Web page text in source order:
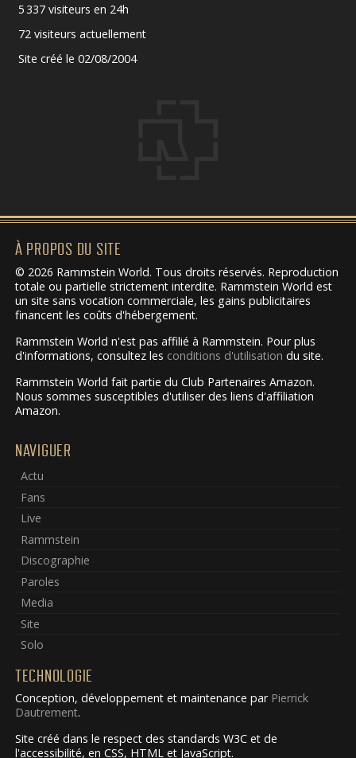
5 337 visiteurs en 24h
72 visiteurs actuellement
Site créé le 02/08/2004
À PROPOS DU SITE
© 2026 Rammstein World. Tous droits réservés. Reproduction
totale ou partielle strictement interdite. Rammstein World est
un site sans vocation commerciale, les gains publicitaires
financent les coûts d'hébergement.
Rammstein World n'est pas affilié à Rammstein. Pour plus
d'informations, consultez les conditions d'utilisation du site.
Rammstein World fait partie du Club Partenaires Amazon.
Nous sommes susceptibles d'utiliser des liens d'affiliation
Amazon.
NAVIGUER
Actu
Fans
Live
Rammstein
Discographie
Paroles
Media
Site
Solo
TECHNOLOGIE
Conception, développement et maintenance par Pierrick
Dautrement.
Site créé dans le respect des standards W3C et de
l'accessibilité, en CSS, HTML et JavaScript.